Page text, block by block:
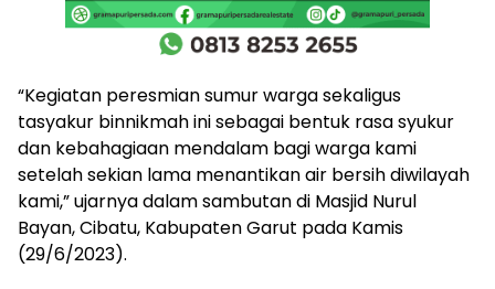
“Kegiatan peresmian sumur warga sekaligus
tasyakur binnikmah ini sebagai bentuk rasa syukur
dan kebahagiaan mendalam bagi warga kami
setelah sekian lama menantikan air bersih diwilayah
kami,” ujarnya dalam sambutan di Masjid Nurul
Bayan, Cibatu, Kabupaten Garut pada Kamis
(29/6/2023).